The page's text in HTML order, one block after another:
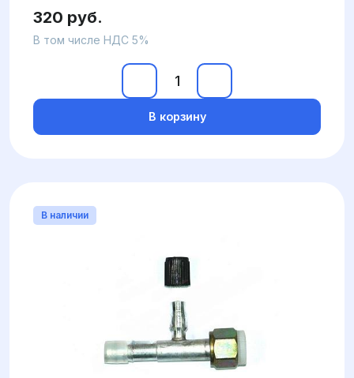
320 руб.
В том числе НДС 5%
В корзину
В наличии